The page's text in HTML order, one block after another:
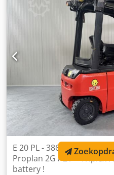
Mast:3F4650 Lowered
mm Capacity:2000 kg
Capacity:Complete NEW *
Options:* EX * Proplan !!!!!
ATEX 3022 X Type = Cat 2G (
Gasgroep = IIB Crjdjzr Rkujpfx
Type = Cat 2D ( toegestaan in
Tempklasse = T 135 *C - IP
CONTAINER specs !! -
Triplex FFL mast - Verstraler
Bleu spot - LOW cabin < 2000
E 20 PL - 386 / 02 Evo *
Proplan 2G / Z1 * Triplex
battery !